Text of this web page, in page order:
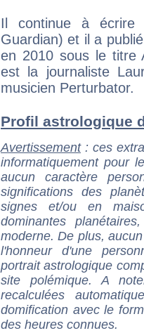
Il continue à écrire
Guardian) et il a
en 2010 sous le titre
est la journaliste
musicien Perturbator.
Profil astrologique
Avertissement: ces
informatiquement pour
aucun caractère
significations des
signes et/ou en
dominantes
moderne. De plus,
l'honneur d'une
portrait astrologique
site polémique. A
recalculées
domification avec le
des heures connues.